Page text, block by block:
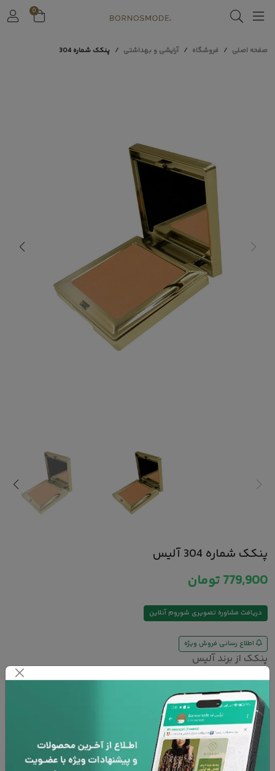
0
صفحه اصلی فروشگاه آرایشی و بهداشتی پنکک شماره 304
پنکک شماره 304 آلیس
779,900تومان
دریافت مشاوره تصویری شوروم آنلاین
اطلاع رسانی فروش ویژه
پنکک از برند آلیس
پوشش دهی فوق العاده
مناسب برای مصارف روزانه
بافت سبک و ابریشیمی
ضد آب و با دارا بودن SPF-15
فاقد پارابن و دیگر مواد مضر